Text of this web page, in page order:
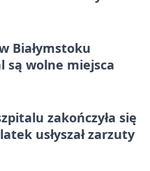
Białymstoku
są wolne miejsca
zakończyła się
usłyszał zarzuty